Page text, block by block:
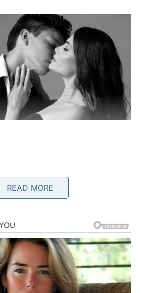
Kada je došlo do kraja, to nije bio
lom duše.
jeste da ta druga strana nikada nije
nakon odlaska.
se ponaša kao da je sve u redu.
distancirano, kao da je
Ali to je samo maska. U
READ MORE